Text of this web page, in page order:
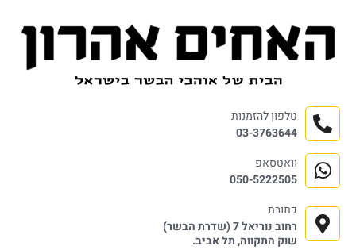
טלפון להזמנות
03-3763644
וואטסאפ
050-5222505
כתובת
רחוב נוריאל 7 (שדרת הבשר)
שוק התקווה, תל אביב.